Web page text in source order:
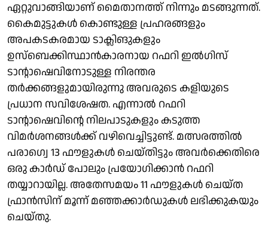
ഏറ്റുവാങ്ങിയാണ് മൈതാനത്ത് നിന്നും മടങ്ങുന്നത്.
കൈമുട്ടുകള്‍ കൊണ്ടുള്ള പ്രഹരങ്ങളും
അപകടകരമായ ടാക്ലിങുകളും
ഉസ്‌ബെക്കിസ്ഥാന്‍കാരനായ റഫറി ഇല്‍ഗിസ്
ടാന്റാഷെവിനോടുള്ള നിരന്തര
തര്‍ക്കങ്ങളുമായിരുന്നു അവരുടെ കളിയുടെ
പ്രധാന സവിശേഷത. എന്നാല്‍ റഫറി
ടാന്റാഷെവിന്റെ നിലപാടുകളും കടുത്ത
വിമര്‍ശനങ്ങള്‍ക്ക് വഴിവെച്ചിട്ടുണ്ട്. മത്സരത്തില്‍
പരാഗ്വെ 13 ഫൗളുകള്‍ ചെയ്തിട്ടും അവര്‍ക്കെതിരെ
ഒരു കാര്‍ഡ് പോലും പ്രയോഗിക്കാന്‍ റഫറി
തയ്യാറായില്ല. അതേസമയം 11 ഫൗളുകള്‍ ചെയ്ത
ഫ്രാന്‍സിന് മൂന്ന് മഞ്ഞക്കാര്‍ഡുകള്‍ ലഭിക്കുകയും
ചെയ്തു.